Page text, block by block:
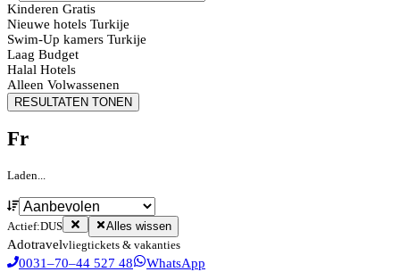
Kinderen Gratis
Nieuwe hotels Turkije
Swim-Up kamers Turkije
Laag Budget
Halal Hotels
Alleen Volwassenen
RESULTATEN TONEN
Fr
Laden...
Actief:DUS Alles wissen
Adotravelvliegtickets & vakanties
0031–70–44 527 48 WhatsApp